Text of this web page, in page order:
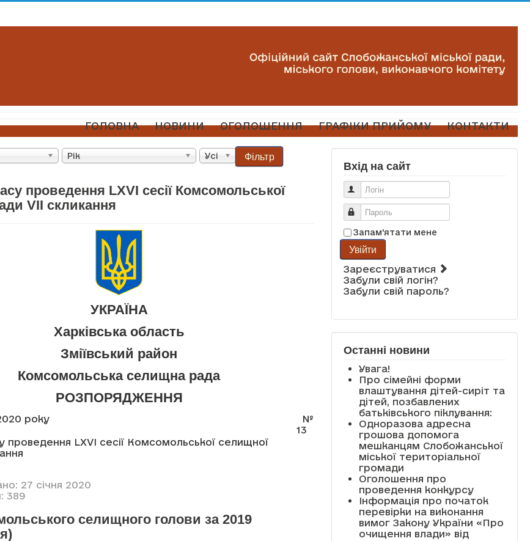
ГОЛОВНА НОВИНИ ОГОЛОШЕННЯ ГРАФІКИ ПРИЙОМУ КОНТАКТИ
Рік Усі Фільтр
проведення LXVI сесії Комсомольської
VII скликання
УКРАЇНА
Харківська область
Зміївський район
Комсомольська селищна рада
РОЗПОРЯДЖЕННЯ
року
№
13
проведення LXVI сесії Комсомольської селищної
27 січня 2020
389
селищного голови за 2019
Вхід на сайт
Логін
Пароль
Запам'ятати мене
Увійти
Зареєструватися
Забули свій логін?
Забули свій пароль?
Останні новини
Увага!
Про сімейні форми
влаштування дітей-сиріт та
дітей, позбавлених
батьківського піклування:
Одноразова адресна
грошова допомога
мешканцям Слобожанської
міської територіальної
громади
Оголошення про
проведення конкурсу
Інформація про початок
перевірки на виконання
вимог Закону України «Про
очищення влади» від